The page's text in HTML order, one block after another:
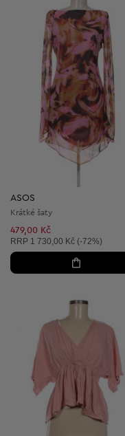
ASOS
Krátké šaty
479,00 Kč
Doporučená cena:
RRP 1 730,00 Kč (-72%)